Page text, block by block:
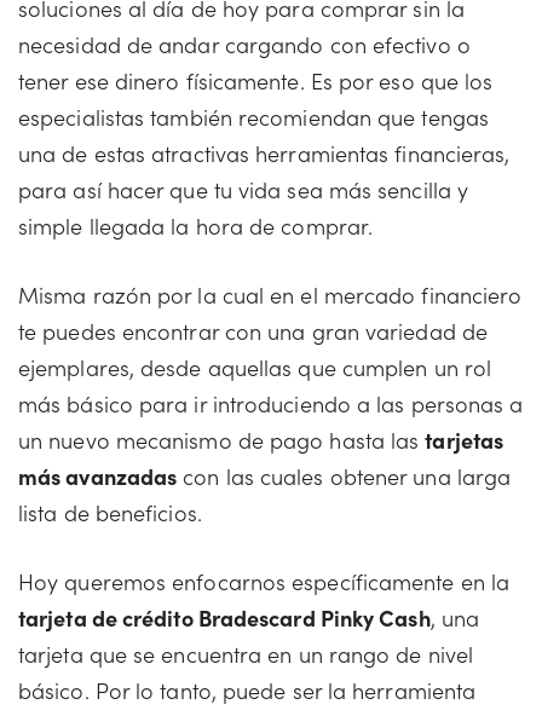
soluciones al día de hoy para comprar sin la
necesidad de andar cargando con efectivo o
tener ese dinero físicamente. Es por eso que los
especialistas también recomiendan que tengas
una de estas atractivas herramientas financieras,
para así hacer que tu vida sea más sencilla y
simple llegada la hora de comprar.
Misma razón por la cual en el mercado financiero
te puedes encontrar con una gran variedad de
ejemplares, desde aquellas que cumplen un rol
más básico para ir introduciendo a las personas a
un nuevo mecanismo de pago hasta lastarjetas
más avanzadas con las cuales obtener una larga
lista de beneficios.
Hoy queremos enfocarnos específicamente en la
tarjeta de crédito Bradescard Pinky Cash, una
tarjeta que se encuentra en un rango de nivel
básico. Por lo tanto, puede ser la herramienta